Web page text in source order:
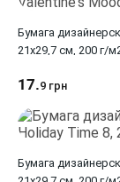
Бумага
21х29,7 см, 200 г/
17.9 грн
Бумага